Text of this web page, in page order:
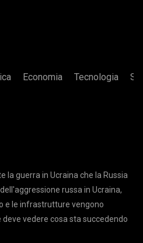
Economia Tecnologia
la guerra in Ucraina che la Russia
russa in Ucraina,
e le infrastrutture vengono
vedere cosa sta succedendo